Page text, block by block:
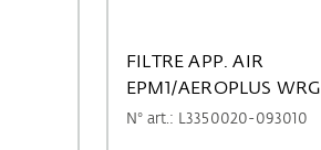
FILTRE APP. AIR
EPM1/AEROPLUS WRG
N° art.: L3350020-093010